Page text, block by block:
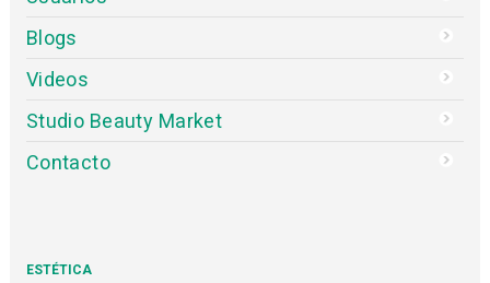
Blogs
Videos
Studio Beauty Market
Contacto
ESTÉTICA